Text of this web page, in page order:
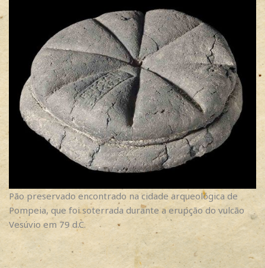
Pão preservado encontrado na cidade arqueológica de
Pompeia, que foi soterrada durante a erupção do vulcão
Vesúvio em 79 d.C.